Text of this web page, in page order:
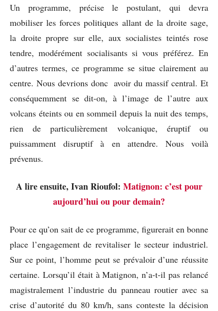
Un programme, précise le postulant, qui devra
mobiliser les forces politiques allant de la droite sage,
la droite propre sur elle, aux socialistes teintés rose
tendre, modérément socialisants si vous préférez. En
d’autres termes, ce programme se situe clairement au
centre. Nous devrions donc avoir du massif central. Et
conséquemment se dit-on, à l’image de l’autre aux
volcans éteints ou en sommeil depuis la nuit des temps,
rien de particulièrement volcanique, éruptif ou
puissamment disruptif à en attendre. Nous voilà
prévenus.
A lire ensuite, Ivan Rioufol: Matignon: c’est pour
aujourd’hui ou pour demain?
Pour ce qu’on sait de ce programme, figurerait en bonne
place l’engagement de revitaliser le secteur industriel.
Sur ce point, l’homme peut se prévaloir d’une réussite
certaine. Lorsqu’il était à Matignon, n’a-t-il pas relancé
magistralement l’industrie du panneau routier avec sa
crise d’autorité du 80 km/h, sans conteste la décision